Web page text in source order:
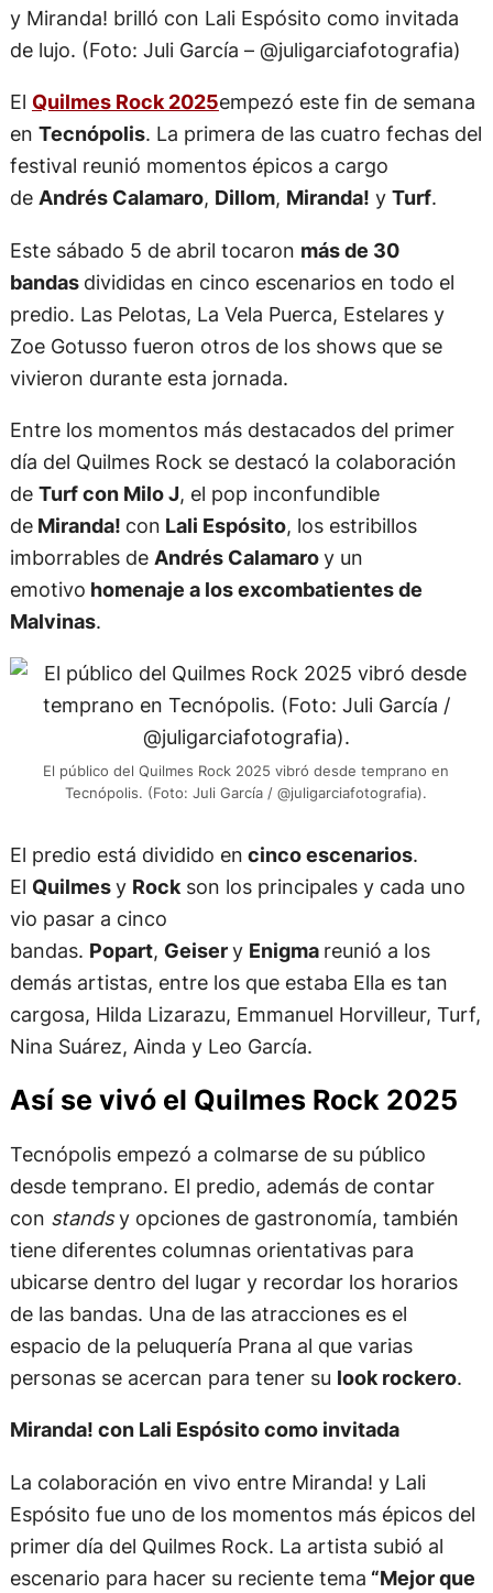
y Miranda! brilló con Lali Espósito como invitada
de lujo. (Foto: Juli García – @juligarciafotografia)
El Quilmes Rock 2025empezó este fin de semana
en Tecnópolis. La primera de las cuatro fechas del
festival reunió momentos épicos a cargo
de Andrés Calamaro, Dillom, Miranda! y Turf.
Este sábado 5 de abril tocaron más de 30
bandas divididas en cinco escenarios en todo el
predio. Las Pelotas, La Vela Puerca, Estelares y
Zoe Gotusso fueron otros de los shows que se
vivieron durante esta jornada.
Entre los momentos más destacados del primer
día del Quilmes Rock se destacó la colaboración
de Turf con Milo J, el pop inconfundible
deMiranda! con Lali Espósito, los estribillos
imborrables de Andrés Calamaroy un
emotivo homenaje a los excombatientes de
Malvinas.
El público del Quilmes Rock 2025 vibró desde temprano en
Tecnópolis. (Foto: Juli García / @juligarciafotografia).
El predio está dividido en cinco escenarios.
El Quilmesy Rockson los principales y cada uno
vio pasar a cinco
bandas. Popart, Geisery Enigma reunió a los
demás artistas, entre los que estaba Ella es tan
cargosa, Hilda Lizarazu, Emmanuel Horvilleur, Turf,
Nina Suárez, Ainda y Leo García.
Así se vivó el Quilmes Rock 2025
Tecnópolis empezó a colmarse de su público
desde temprano. El predio, además de contar
con standsy opciones de gastronomía, también
tiene diferentes columnas orientativas para
ubicarse dentro del lugar y recordar los horarios
de las bandas. Una de las atracciones es el
espacio de la peluquería Prana al que varias
personas se acercan para tener su look rockero.
Miranda! con Lali Espósito como invitada
La colaboración en vivo entre Miranda! y Lali
Espósito fue uno de los momentos más épicos del
primer día del Quilmes Rock. La artista subió al
escenario para hacer su reciente tema “Mejor que